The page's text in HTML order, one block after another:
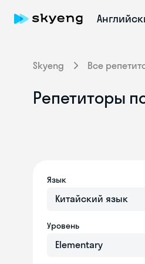
Skyeng Все
Репетиторы
Язык
Китайский язык
Уровень
Elementary